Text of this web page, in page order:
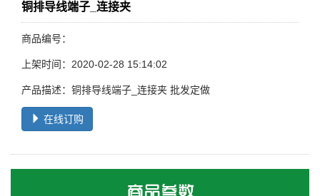
铜排导线端子_连接夹
商品编号：
上架时间：2020-02-28 15:14:02
产品描述：铜排导线端子_连接夹 批发定做
在线订购